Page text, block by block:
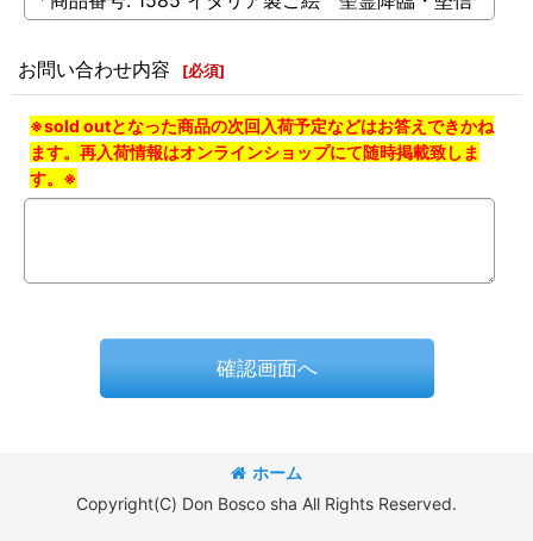
お問い合わせ内容 [必須]
※sold outとなった商品の次回入荷予定などはお答えできかね
ます。再入荷情報はオンラインショップにて随時掲載致しま
す。※
確認画面へ
ホーム
Copyright(C) Don Bosco sha All Rights Reserved.